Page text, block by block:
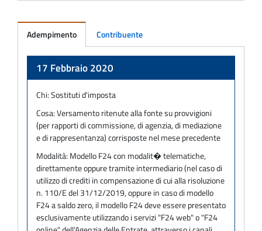
Adempimento Contribuente
17 Febbraio 2020
Chi:Sostituti d'imposta
Cosa:Versamento ritenute alla fonte su provvigioni
(per rapporti di commissione, di agenzia, di mediazione
e di rappresentanza) corrisposte nel mese precedente
Modalità: Modello F24 con modalit� telematiche,
direttamente oppure tramite intermediario (nel caso di
utilizzo di crediti in compensazione di cui alla risoluzione
n. 110/E del 31/12/2019, oppure in caso di modello
F24 a saldo zero, il modello F24 deve essere presentato
esclusivamente utilizzando i servizi "F24 web" o "F24